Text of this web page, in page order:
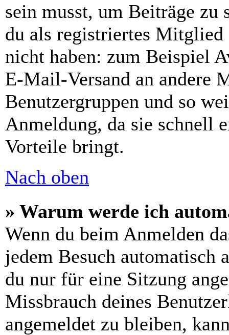
sein musst, um Beiträge
du als registriertes Mitglied
nicht haben: zum Beispiel
E-Mail-Versand an andere
Benutzergruppen und so
Anmeldung, da sie schnell
Vorteile bringt.
Nach oben
» Warum werde ich
Wenn du beim Anmelden
jedem Besuch automatisch
du nur für eine Sitzung
Missbrauch deines
angemeldet zu bleiben,